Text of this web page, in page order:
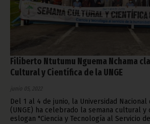
Filiberto Ntutumu Nguema Nchama
Cultural y Científica de la UNGE
junio 05, 2022
Del 1 al 4 de junio, la Universidad Nacional
(UNGE) ha celebrado la semana cultural y
eslogan "Ciencia y Tecnología al Servicio